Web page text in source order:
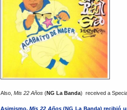
Also, Mis 22 Años(NG La Banda) received a
Asimismo,Mis 22 Años(NG La Banda) recibió